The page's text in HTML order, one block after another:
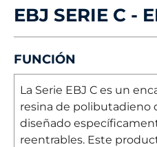
EBJ SERIE C -
FUNCIÓN
La Serie EBJ C es un
resina de polibutadieno
diseñado
reentrables. Este